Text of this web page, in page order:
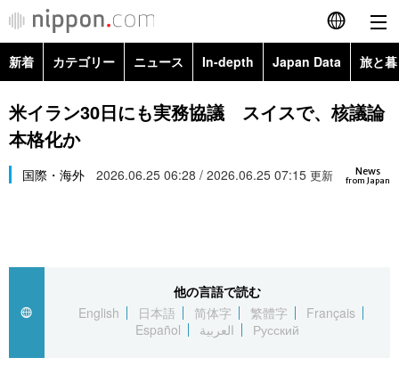
English
简体字
Русский
カテゴリー
経済・ビジネス
国際
トップ
アーカイブ
In-depth
Japan Data
新着 カテゴリー ニュース In-depth Japan Data 旅と
政治・外交
経済・ビジネス
Topics
米イラン30日にも実務協議 スイスで、核議論
本格化か
News
from Japan
国際・海外 2026.06.25 06:28 / 2026.06.25 07:15 更新
他の言語で読む
English
日本語 简体字 繁體字
Français
Español
العربية Русский